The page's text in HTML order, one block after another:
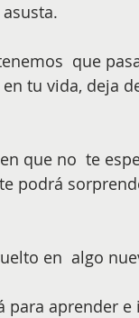
que
tu vida, deja
que no  te
podrá
en  algo
para aprender